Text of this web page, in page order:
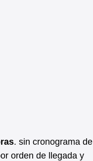
. sin cronograma de
orden de llegada y